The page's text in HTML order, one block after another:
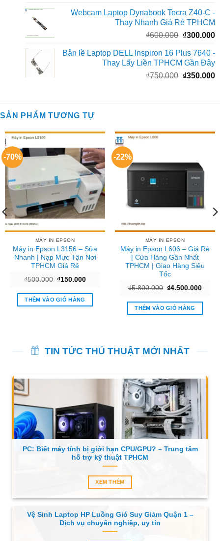
là:
₫2.500.000.
Webcam Laptop Dynabook Tecra Z40-C -
Thay Nhanh Giá Rẻ TPHCM
₫600.000 Giá
là:
₫600.000.
₫300.000
Bản lề Laptop DELL Inspiron 16 Plus 7640 -
Thay Lấy Liền TPHCM Gần Đây
₫750.000 Giá
₫350.000
SẢN PHẨM TƯƠNG TỰ
-70%
MÁY IN EPSON
Máy in Epson L3156 – Sửa
Nhanh | Nạp Mực Tận Nơi
TPHCM Giá Rẻ
₫500.000 Giá
là:
₫500.000.
₫150.000Giá
tại
₫150.000.
THÊM VÀO GIỎ HÀNG
-22%
MÁY IN EPSON
Máy in Epson L606 – Giá Rẻ
| Cửa Hàng Gần Nhất
TPHCM | Giao Hàng Siêu
Tốc
₫5.800.000 Giá
là:
₫5.800.000.
₫4.500.000Giá
tại
THÊM VÀO GIỎ HÀNG
TIN TỨC THỦ THUẬT MỚI NHẤT
PC: Biết máy tính bị giới hạn CPU/GPU? – Trung tâm
hỗ trợ kỹ thuật TPHCM
XEM THÊM
Vệ Sinh Laptop HP Luồng Gió Suy Giảm Quận 1 –
Dịch vụ chuyên nghiệp, uy tín